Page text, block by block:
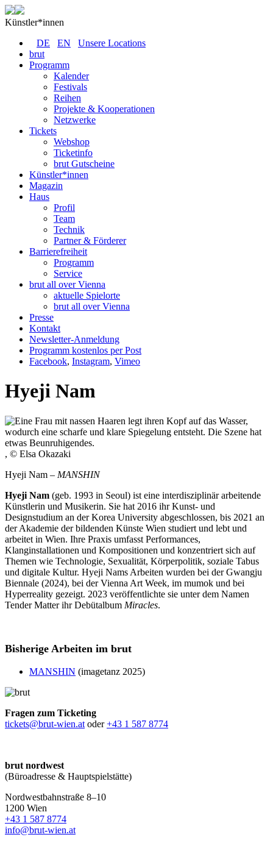
Künstler*innen
DE
EN
Unsere Locations
brut
Programm
Kalender
Festivals
Reihen
Projekte & Kooperationen
Netzwerke
Tickets
Webshop
Ticketinfo
brut Gutscheine
Künstler*innen
Magazin
Haus
Profil
Team
Technik
Partner & Förderer
Barrierefreiheit
Programm
Service
brut all over Vienna
aktuelle Spielorte
brut all over Vienna
Presse
Kontakt
Newsletter-Anmeldung
Programm kostenlos per Post
Facebook, Instagram, Vimeo
Hyeji Nam
, © Elsa Okazaki
Hyeji Nam – MANSHIN
Hyeji Nam (geb. 1993 in Seoul) ist eine interdisziplinär arbeitende
Künstlerin und Musikerin. Sie hat 2016 ihr Kunst- und
Designstudium an der Korea University abgeschlossen, bis 2021 an
der Akademie der bildenden Künste Wien studiert und lebt und
arbeitet in Wien. Ihre Praxis umfasst Performances,
Klanginstallationen und Kompositionen und konzentriert sich auf
Themen wie Technologie, Sexualität, Körperpolitik, soziale Tabus
und digitale Kultur. Hyeji Nams Arbeiten wurden bei der Gwangju
Biennale (2024), bei der Vienna Art Week, im mumok und bei
Hyperreality gezeigt. 2023 veröffentlichte sie unter dem Namen
Tender Matter ihr Debütalbum Miracles.
Bisherige Arbeiten im brut
MANSHIN (imagetanz 2025)
Fragen zum Ticketing
tickets@brut-wien.at oder+43 1 587 8774
brut nordwest
(Büroadresse & Hauptspielstätte)
Nordwestbahnstraße 8–10
1200 Wien
+43 1 587 8774
info@brut-wien.at